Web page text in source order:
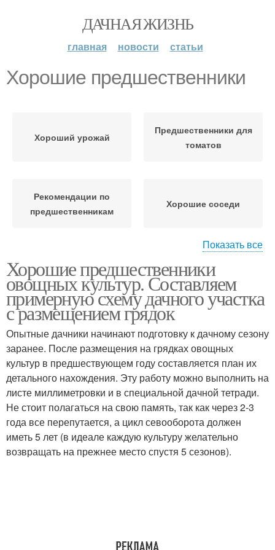
ДАЧНАЯ ЖИЗНЬ
главная новости статьи
Хорошие предшественники
Хороший урожай
Предшественники для
томатов
Рекомендации по
предшественникам
Хорошие соседи
овощей
предшественники
Предшественники для
моркови
Предшественники в
огороде
Показать все
Хорошие предшественники
овощных культур. Составляем
примерную схему дачного участка
с размещением грядок
Опытные дачники начинают подготовку к дачному сезону
заранее. После размещения на грядках овощных
культур в предшествующем году составляется план их
детального нахождения. Эту работу можно выполнить на
листе миллиметровки и в специальной дачной тетради.
Не стоит полагаться на свою память, так как через 2-3
года все перепутается, а цикл севооборота должен
иметь 5 лет (в идеале каждую культуру желательно
возвращать на прежнее место спустя 5 сезонов).